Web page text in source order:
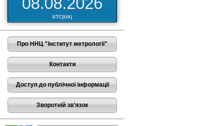
UTC(UA)
Про ННЦ "Інститут метрології"
Контакти
Доступ до публічної інформації
Зворотній зв'язок